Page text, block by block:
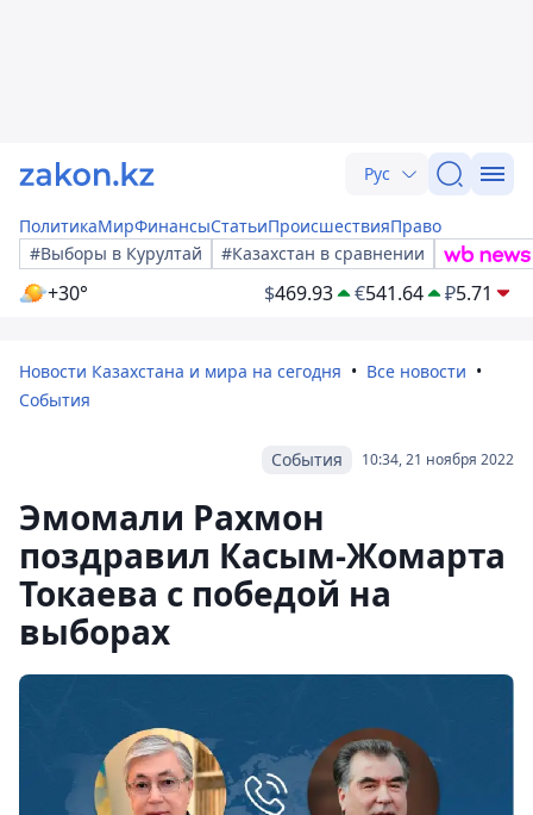
Рус
ПолитикаМирФинансыСтатьиПроисшествияПраво
#Выборы в Курултай
#Казахстан в сравнении
+30° $469.93 €541.64 ₽5.71
Новости Казахстана и мира на сегодня
Все новости
События
10:34, 21 ноября 2022
События
Эмомали Рахмон
поздравил Касым-Жомарта
Токаева с победой на
выборах